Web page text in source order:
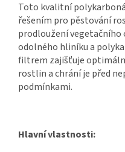
Toto kvalitní
řešením pro pěstování
prodloužení vegetačního
odolného hliníku a
filtrem zajišťuje
rostlin a chrání je před
podmínkami.
Hlavní vlastnosti: